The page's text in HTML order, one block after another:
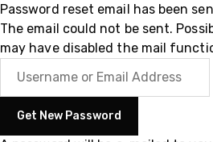
Password reset email has been
The email could not be sent.
may have disabled the mail